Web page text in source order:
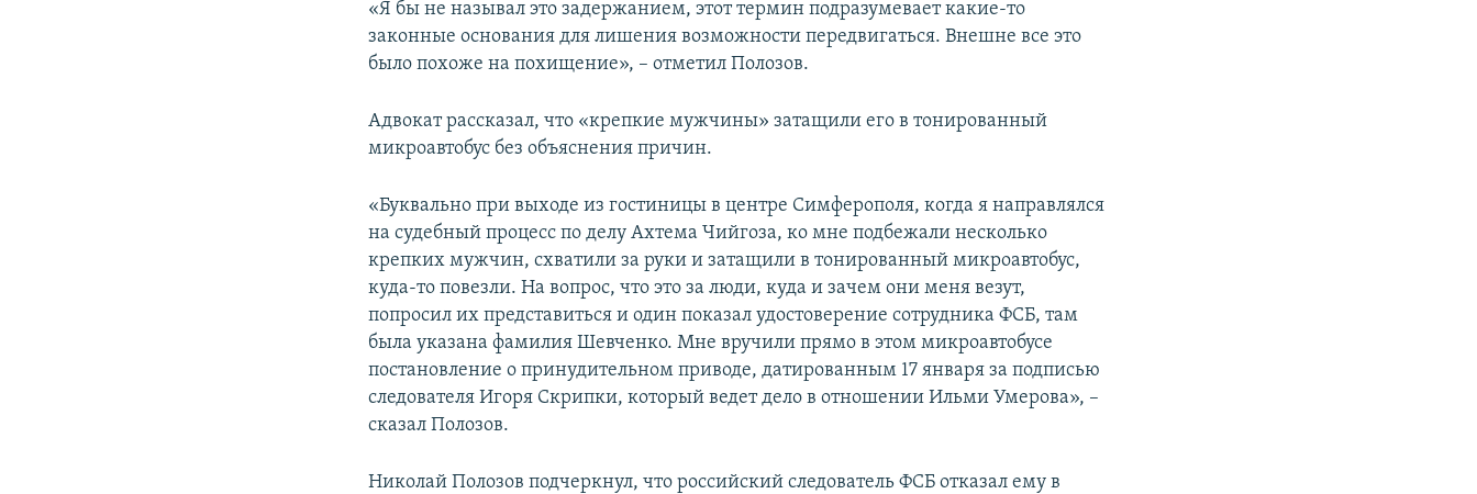
«Я бы не называл это задержанием, этот термин подразумевает какие-то
законные основания для лишения возможности передвигаться. Внешне все это
было похоже на похищение», – отметил Полозов.
Адвокат рассказал, что «крепкие мужчины» затащили его в тонированный
микроавтобус без объяснения причин.
«Буквально при выходе из гостиницы в центре Симферополя, когда я направлялся
на судебный процесс по делу Ахтема Чийгоза, ко мне подбежали несколько
крепких мужчин, схватили за руки и затащили в тонированный микроавтобус,
куда-то повезли. На вопрос, что это за люди, куда и зачем они меня везут,
попросил их представиться и один показал удостоверение сотрудника ФСБ, там
была указана фамилия Шевченко. Мне вручили прямо в этом микроавтобусе
постановление о принудительном приводе, датированным 17 января за подписью
следователя Игоря Скрипки, который ведет дело в отношении Ильми Умерова», –
сказал Полозов.
Николай Полозов подчеркнул, что российский следователь ФСБ отказал ему в